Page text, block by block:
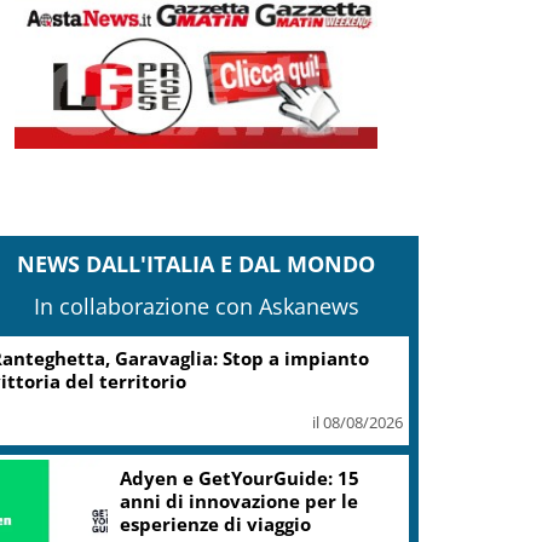
NEWS DALL'ITALIA E DAL MONDO
In collaborazione con Askanews
Garavaglia: Stop a impianto
del territorio
il 08/08/2026
Adyen e GetYourGuide: 15
anni di innovazione per le
esperienze di viaggio